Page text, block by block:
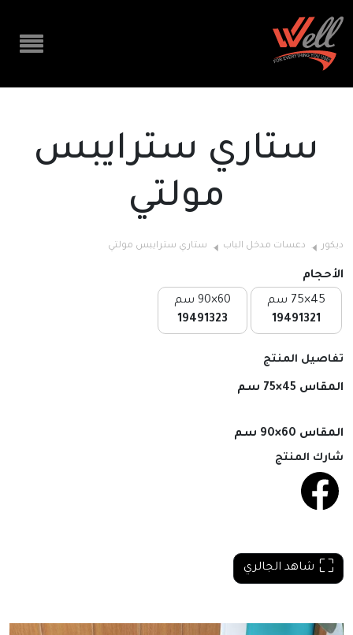
ستاري سترايبس
مولتي
ديكور دعسات مدخل الباب ستاري سترايبس مولتي
الأحجام
45×75 سم
19491321
60×90 سم
19491323
تفاصيل المنتج
المقاس 45×75 سم
المقاس 60×90 سم
شارك المنتج
شاهد الجالري